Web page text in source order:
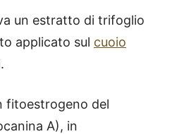
un estratto di trifoglio
applicato sul cuoio
fitoestrogeno del
A), in